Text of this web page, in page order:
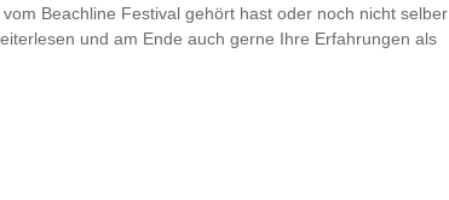
Beachline Festival gehört hast oder noch nicht selber
und am Ende auch gerne Ihre Erfahrungen als